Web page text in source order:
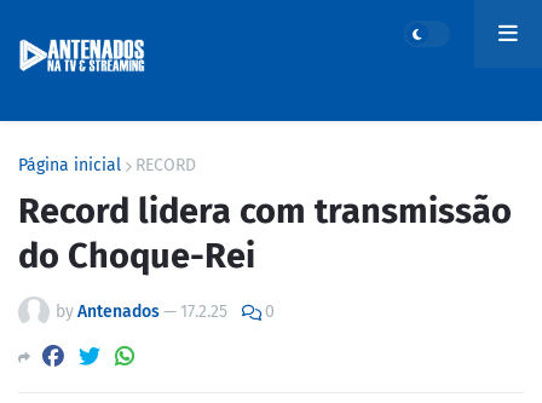
Página inicial RECORD
Record lidera com transmissão
do Choque-Rei
byAntenados— 17.2.25 0